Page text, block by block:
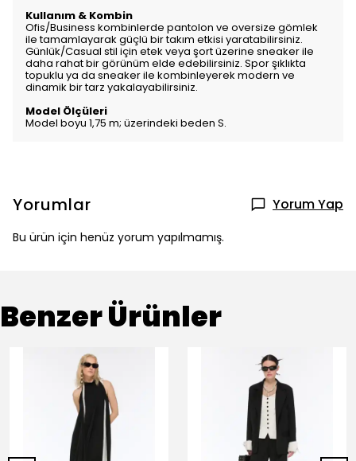
Kullanım & Kombin
Ofis/Business kombinlerde pantolon ve oversize gömlek
ile tamamlayarak güçlü bir takım etkisi yaratabilirsiniz.
Günlük/Casual stil için etek veya şort üzerine sneaker ile
daha rahat bir görünüm elde edebilirsiniz. Spor şıklıkta
topuklu ya da sneaker ile kombinleyerek modern ve
dinamik bir tarz yakalayabilirsiniz.
Model Ölçüleri
Model boyu 1,75 m; üzerindeki beden S.
Yorumlar Yorum Yap
Bu ürün için henüz yorum yapılmamış.
Benzer Ürünler